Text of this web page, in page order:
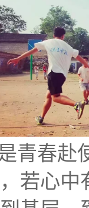
青春赴
若心